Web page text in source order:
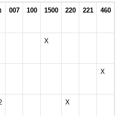
007 100 1500 220 221 460
X
X
X